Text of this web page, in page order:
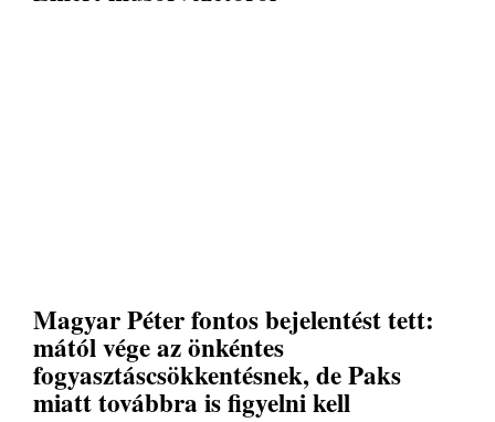
Magyar Péter fontos bejelentést tett:
mától vége az önkéntes
fogyasztáscsökkentésnek, de Paks
miatt továbbra is figyelni kell